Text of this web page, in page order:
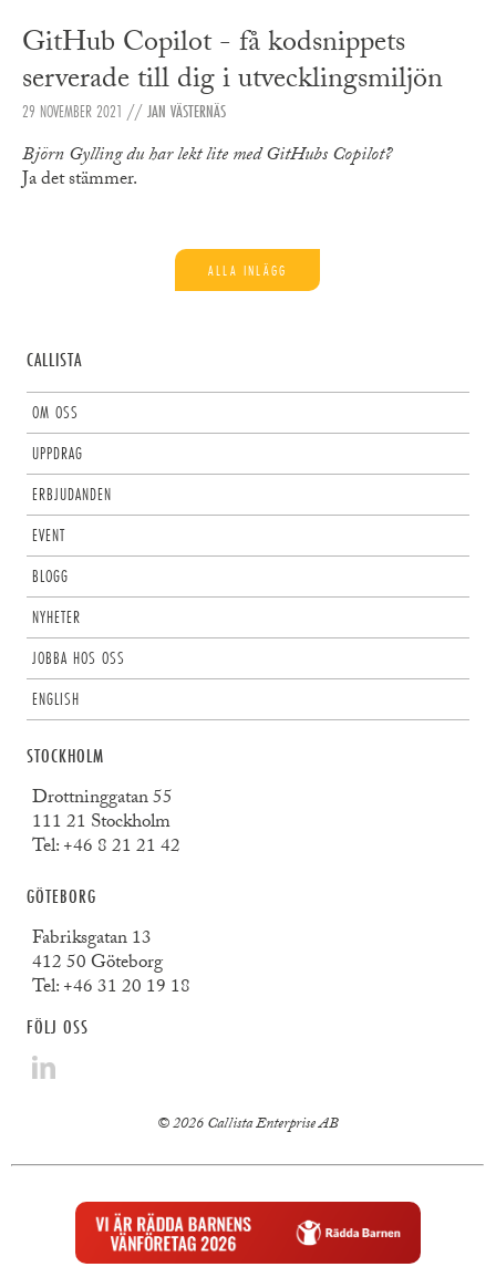
GitHub Copilot - få kodsnippets
serverade till dig i utvecklingsmiljön
29 NOVEMBER 2021 //JAN VÄSTERNÄS
Björn Gylling du har lekt lite med GitHubs Copilot?
Ja det stämmer.
ALLA INLÄGG
CALLISTA
OM OSS
UPPDRAG
ERBJUDANDEN
EVENT
BLOGG
NYHETER
JOBBA HOS OSS
ENGLISH
STOCKHOLM
Drottninggatan 55
111 21 Stockholm
Tel:+46 8 21 21 42
GÖTEBORG
Fabriksgatan 13
412 50 Göteborg
Tel:+46 31 20 19 18
FÖLJ OSS
© 2026 Callista Enterprise AB